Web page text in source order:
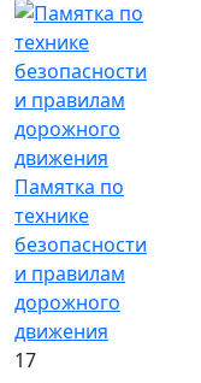
Памятка по
технике
безопасности
и правилам
дорожного
движения
17